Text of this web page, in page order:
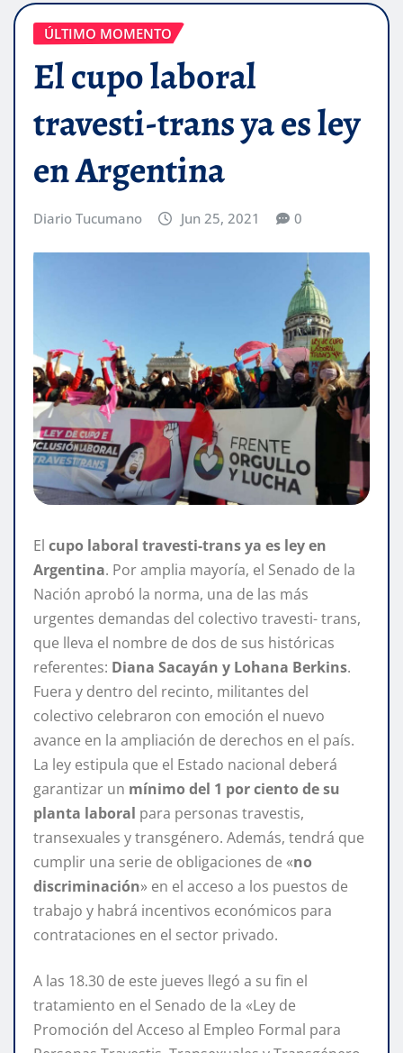
ÚLTIMO MOMENTO
El cupo laboral
travesti-trans ya es ley
en Argentina
Diario Tucumano Jun 25, 2021 0
El cupo laboral travesti-trans ya es ley en
Argentina. Por amplia mayoría, el Senado de la
Nación aprobó la norma, una de las más
urgentes demandas del colectivo travesti- trans,
que lleva el nombre de dos de sus históricas
referentes: Diana Sacayán y Lohana Berkins.
Fuera y dentro del recinto, militantes del
colectivo celebraron con emoción el nuevo
avance en la ampliación de derechos en el país.
La ley estipula que el Estado nacional deberá
garantizar un mínimo del 1 por ciento de su
planta laboral para personas travestis,
transexuales y transgénero. Además, tendrá que
cumplir una serie de obligaciones de «no
discriminación» en el acceso a los puestos de
trabajo y habrá incentivos económicos para
contrataciones en el sector privado.
A las 18.30 de este jueves llegó a su fin el
tratamiento en el Senado de la «Ley de
Promoción del Acceso al Empleo Formal para